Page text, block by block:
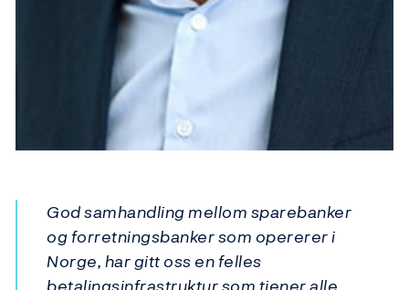
God samhandling mellom sparebanker
og forretningsbanker som opererer i
Norge, har gitt oss en felles